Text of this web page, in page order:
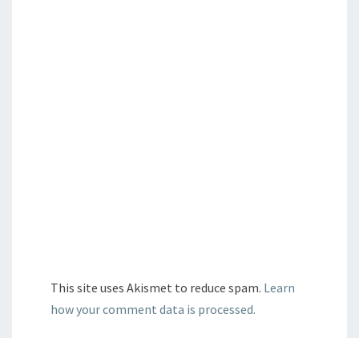
This site uses Akismet to reduce spam. Learn
how your comment data is processed.